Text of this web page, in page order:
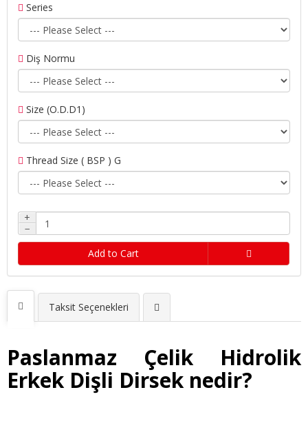
Series
Diş Normu
Size (O.D.D1)
Thread Size ( BSP ) G
+
−
Add to Cart
Taksit Seçenekleri
Paslanmaz Çelik Hidrolik
Erkek Dişli Dirsek nedir?